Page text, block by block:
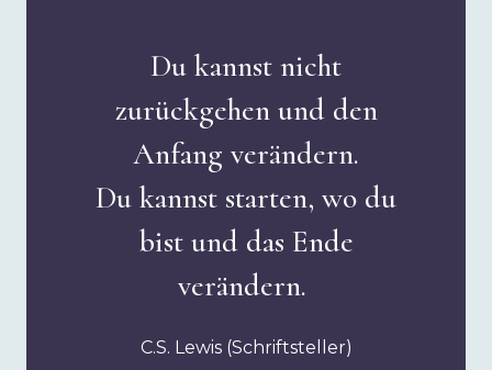
Du kannst nicht
zurückgehen und den
Anfang verändern.
Du kannst starten, wo du
bist und das Ende
verändern.
C.S. Lewis (Schriftsteller)